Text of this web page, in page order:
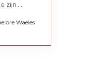
Waeles